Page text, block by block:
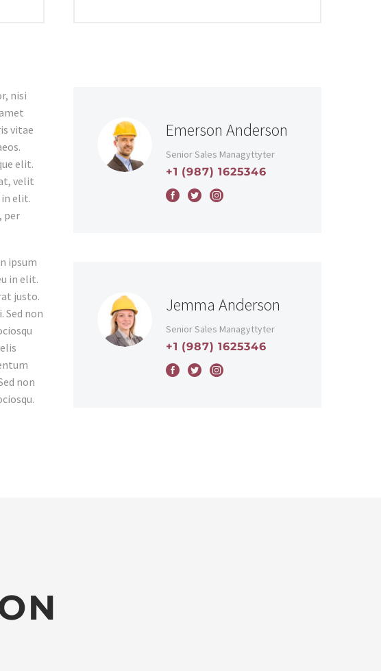
nisi
vitae
elit.
velit
in elit.
per
ipsum
in elit.
justo.
Sed non
non
Emerson Anderson
Senior Sales Managyttyter
+1 (987) 1625346
Jemma Anderson
Senior Sales Managyttyter
+1 (987) 1625346